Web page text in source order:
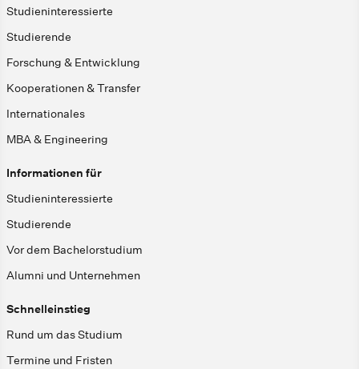
Studieninteressierte
Studierende
Forschung & Entwicklung
Kooperationen & Transfer
Internationales
MBA & Engineering
Informationen für
Studieninteressierte
Studierende
Vor dem Bachelorstudium
Alumni und Unternehmen
Schnelleinstieg
Rund um das Studium
Termine und Fristen